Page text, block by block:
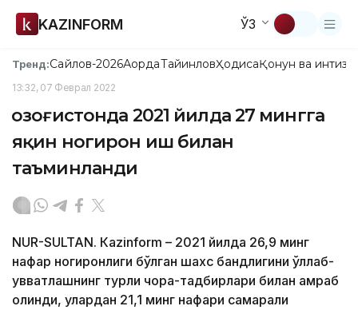
KAZINFORM ЎЗ
Тренд:Сайлов-2026АқордаТайинловҲодисаҚонун ва
13:32, 07 Феврал 2022
Қозоғистонда 2021 йилда 27 мингга
яқин ногирон иш билан
таъминланди
NUR-SULTAN. Кazinform – 2021 йилда 26,9 минг
нафар ногиронлиги бўлган шахс бандлигини қўллаб-
қувватлашнинг турли чора-тадбирлари билан қамраб
олинди, улардан 21,1 минг нафари самарали